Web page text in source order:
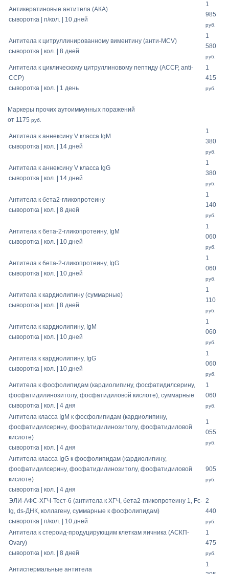
Антикератиновые антитела (АКА)
сыворотка | п/кол. | 10 дней
1
985
руб.
Антитела к цитруллинированному виментину (анти-MCV)
сыворотка | кол. | 8 дней
1
580
руб.
Антитела к циклическому цитруллиновому пептиду (ACCP, anti-
CCP)
сыворотка | кол. | 1 день
1
415
руб.
Маркеры прочих аутоиммунных поражений
от 1175 руб.
Антитела к аннексину V класса IgM
сыворотка | кол. | 14 дней
1
380
руб.
Антитела к аннексину V класса IgG
сыворотка | кол. | 14 дней
1
380
руб.
Антитела к бета2-гликопротеину
сыворотка | кол. | 8 дней
1
140
руб.
Антитела к бета-2-гликопротеину, IgM
сыворотка | кол. | 10 дней
1
060
руб.
Антитела к бета-2-гликопротеину, IgG
сыворотка | кол. | 10 дней
1
060
руб.
Антитела к кардиолипину (суммарные)
сыворотка | кол. | 8 дней
1
110
руб.
Антитела к кардиолипину, IgM
сыворотка | кол. | 10 дней
1
060
руб.
Антитела к кардиолипину, IgG
сыворотка | кол. | 10 дней
1
060
руб.
Антитела к фосфолипидам (кардиолипину, фосфатидилсерину,
фосфатидилинозитолу, фосфатидиловой кислоте), суммарные
сыворотка | кол. | 4 дня
1
060
руб.
Антитела класса IgМ к фосфолипидам (кардиолипину,
фосфатидилсерину, фосфатидилинозитолу, фосфатидиловой
кислоте)
сыворотка | кол. | 4 дня
1
055
руб.
Антитела класса IgG к фосфолипидам (кардиолипину,
фосфатидилсерину, фосфатидилинозитолу, фосфатидиловой
кислоте)
сыворотка | кол. | 4 дня
905
руб.
ЭЛИ-АФС-ХГЧ-Тест-6 (антитела к ХГЧ, бета2-гликопротеину 1, Fc-
lg, ds-ДНК, коллагену, суммарные к фосфолипидам)
сыворотка | п/кол. | 10 дней
2
440
руб.
Антитела к стероид-продуцирующим клеткам яичника (АСКП-
Ovary)
сыворотка | кол. | 8 дней
1
475
руб.
Антиспермальные антитела
1